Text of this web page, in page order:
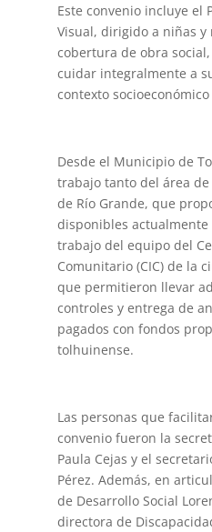
Este convenio incluye el
Visual, dirigido a niñas
cobertura de obra
cuidar integralmente a
contexto
Desde el Municipio de
trabajo tanto del área
de Río Grande, que
disponibles actualmente
trabajo del equipo del
Comunitario (CIC) de la
que permitieron llevar
controles y entrega de
pagados con fondos
tolhuinense.
Las personas que
convenio fueron la
Paula Cejas y el
Pérez. Además, en
de Desarrollo Social
directora de